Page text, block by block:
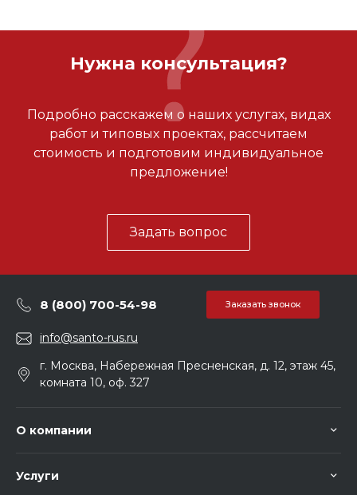
Нужна консультация?
Подробно расскажем о наших услугах, видах
работ и типовых проектах, рассчитаем
стоимость и подготовим индивидуальное
предложение!
Задать вопрос
8 (800) 700-54-98 Заказать звонок
info@santo-rus.ru
г. Москва, Набережная Пресненская, д. 12, этаж 45,
комната 10, оф. 327
О компании
Услуги